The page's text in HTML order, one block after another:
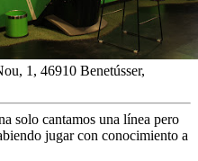
1, 46910 Benetússer,
solo cantamos una línea pero
jugar con conocimiento a